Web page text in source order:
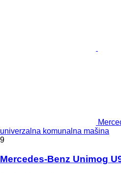
univerzalna komunalna mašina
9
Mercedes-Benz Unimog